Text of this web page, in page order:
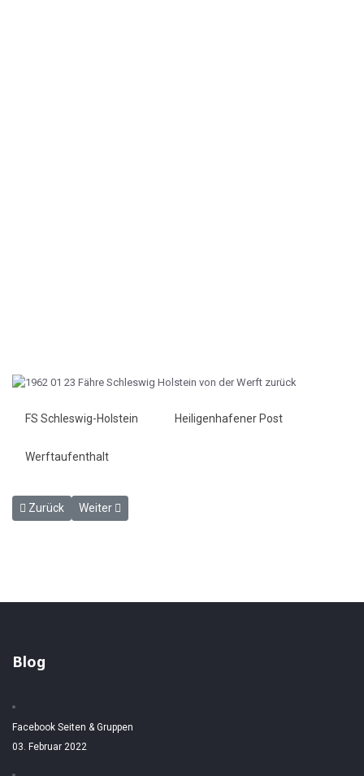
FS Schleswig-Holstein Heiligenhafener Post
Werftaufenthalt
Vorheriger Beitrag: Hauptschifffahrtsöffnung wird überbrückt - HP
Zurück Nächster Beitrag: Schwerer Unfall beim
Weiter
Blog
Facebook Seiten & Gruppen
03. Februar 2022